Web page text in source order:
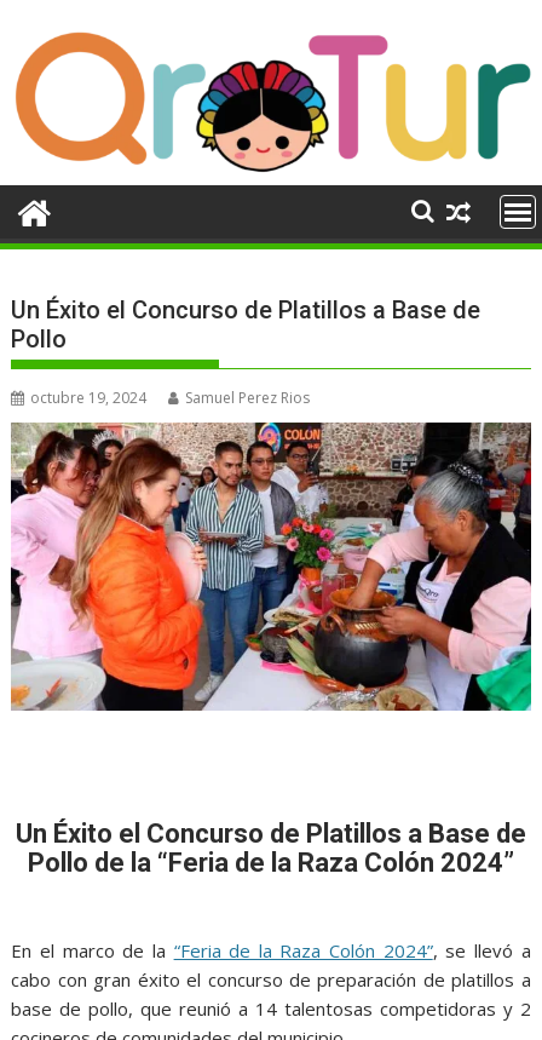
contenido
Un Éxito el Concurso de Platillos a Base de
Pollo
octubre 19, 2024 Samuel Perez Rios
Un Éxito el Concurso de Platillos a Base de
Pollo de la “Feria de la Raza Colón 2024”
En el marco de la “Feria de la Raza Colón 2024”, se llevó a
cabo con gran éxito el concurso de preparación de platillos a
base de pollo, que reunió a 14 talentosas competidoras y 2